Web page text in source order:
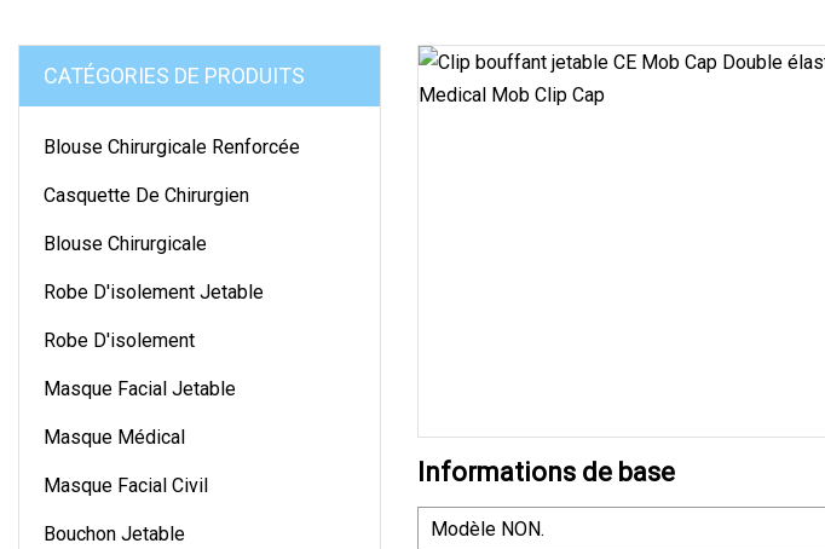
CATÉGORIES DE PRODUITS
Blouse Chirurgicale Renforcée
Casquette De Chirurgien
Blouse Chirurgicale
Robe D'isolement Jetable
Robe D'isolement
Masque Facial Jetable
Masque Médical
Masque Facial Civil
Bouchon Jetable
Informations de base
Modèle NON.